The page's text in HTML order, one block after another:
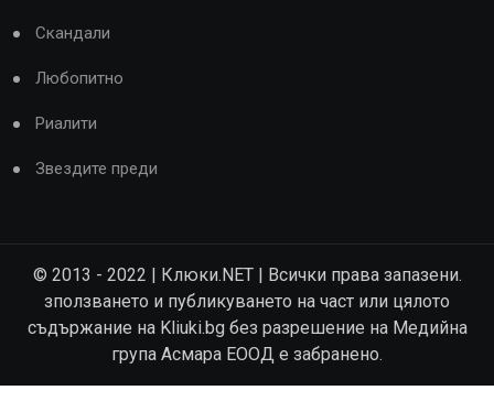
Скандали
Любопитно
Риалити
Звездите преди
© 2013 - 2022 | Клюки.NET | Всички права запазени.
зползването и публикуването на част или цялото
съдържание на Kliuki.bg без разрешение на Медийна
група Асмара ЕООД е забранено.